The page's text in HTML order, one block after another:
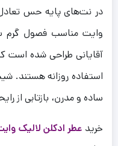
در نت‌های پایه حس تعادل
وایت مناسب فصول گرم
آقایانی طراحی شده است
استفاده روزانه هستند.
ساده و مدرن، بازتابی از
خرید عطر ادکلن لالیک